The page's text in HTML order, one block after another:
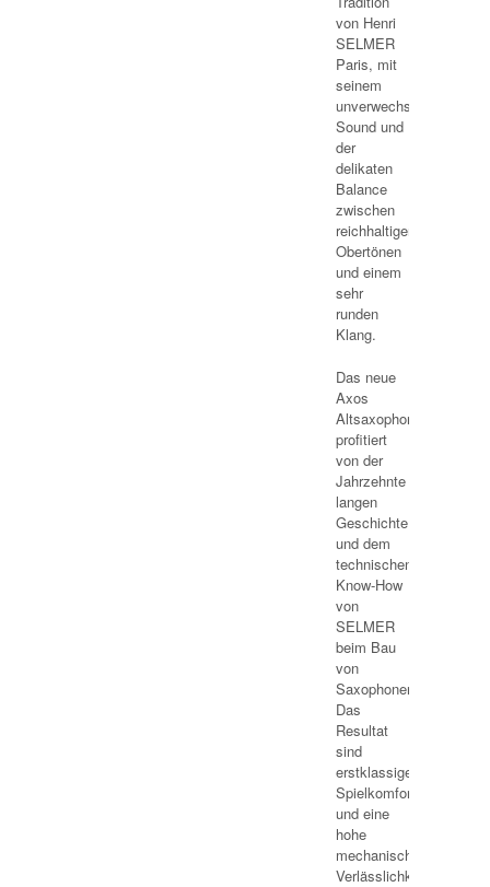
von Henri
SELMER
Paris, mit
seinem
unverwechselbaren
Sound und
der
delikaten
Balance
zwischen
reichhaltigen
Obertönen
und einem
sehr
runden
Klang.
Das neue
Axos
Altsaxophon
profitiert
von der
Jahrzehnte
langen
Geschichte
und dem
technischen
Know-How
von
SELMER
beim Bau
von
Saxophonen.
Das
Resultat
sind
erstklassiger
Spielkomfort
und eine
hohe
mechanische
Verlässlichkeit.